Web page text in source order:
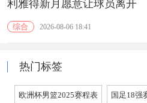
利雅得新月愿意让球员离开
综合 2026-08-06 18:41
热门标签
欧洲杯男篮2025赛程表 国足18强